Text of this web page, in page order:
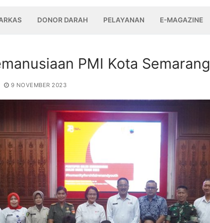
DONOR DARAH PELAYANAN E-MAGAZINE
PMI Kota Semarang
9 NOVEMBER 2023